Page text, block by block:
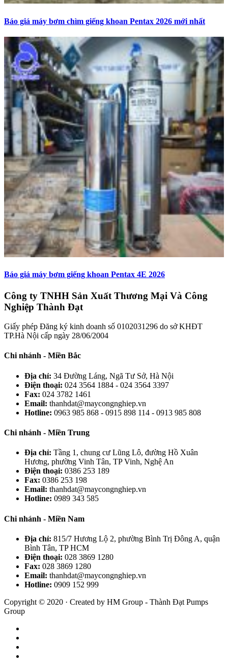
Báo giá máy bơm chìm giếng khoan Pentax 2026 mới nhất
Báo giá máy bơm giếng khoan Pentax 4E 2026
Công ty TNHH Sản Xuất Thương Mại Và Công
Nghiệp Thành Đạt
Giấy phép Đăng ký kinh doanh số 0102031296 do sở KHĐT
TP.Hà Nội cấp ngày 28/06/2004
Chi nhánh - Miền Bắc
Địa chỉ: 34 Đường Láng, Ngã Tư Sở, Hà Nội
Điện thoại: 024 3564 1884 - 024 3564 3397
Fax: 024 3782 1461
Email: thanhdat@maycongnghiep.vn
Hotline: 0963 985 868 - 0915 898 114 - 0913 985 808
Chi nhánh - Miền Trung
Địa chỉ: Tầng 1, chung cư Lũng Lô, đường Hồ Xuân
Hương, phường Vinh Tân, TP Vinh, Nghệ An
Điện thoại: 0386 253 189
Fax: 0386 253 198
Email: thanhdat@maycongnghiep.vn
Hotline: 0989 343 585
Chi nhánh - Miền Nam
Địa chỉ: 815/7 Hương Lộ 2, phường Bình Trị Đông A, quận
Bình Tân, TP HCM
Điện thoại: 028 3869 1280
Fax: 028 3869 1280
Email: thanhdat@maycongnghiep.vn
Hotline: 0909 152 999
Copyright © 2020 · Created by HM Group - Thành Đạt Pumps
Group